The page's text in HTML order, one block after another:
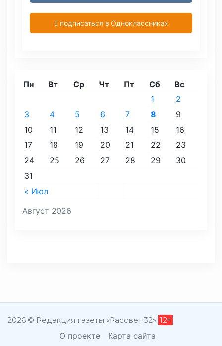
подписаться в Одноклассниках
Август 2026
Пн Вт Ср Чт Пт Сб Вс
« Июл
1
2
3
4 5 6 7 8
9
10
11 12 13 14 15
16
17
18 19 20 21 22
23
24
25 26 27 28 29
30
31
2026 © Редакция газеты «Рассвет 32» 12+
О проекте Карта сайта